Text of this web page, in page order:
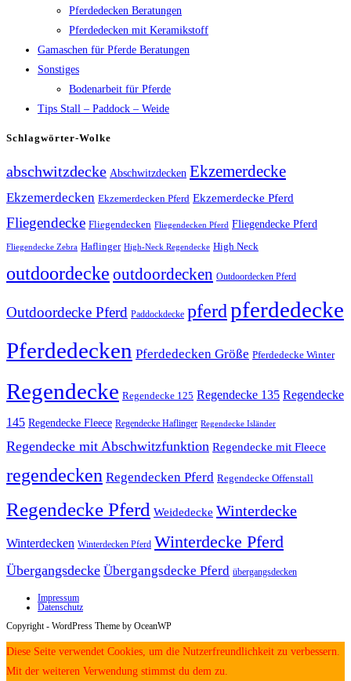
Pferdedecken Beratungen
Pferdedecken mit Keramikstoff
Gamaschen für Pferde Beratungen
Sonstiges
Bodenarbeit für Pferde
Tips Stall – Paddock – Weide
Schlagwörter-Wolke
abschwitzdecke Abschwitzdecken Ekzemerdecke
Ekzemerdecken Ekzemerdecken Pferd Ekzemerdecke Pferd
Fliegendecke Fliegendecken Fliegendecken Pferd Fliegendecke Pferd
Fliegendecke Zebra Haflinger High-Neck Regendecke High Neck
outdoordecke outdoordecken Outdoordecken Pferd
Outdoordecke Pferd Paddockdecke pferdpferdedecke
Pferdedecken Pferdedecken Größe Pferdedecke Winter
Regendecke Regendecke 125 Regendecke 135 Regendecke
145 Regendecke Fleece Regendecke Haflinger Regendecke Isländer
Regendecke mit Abschwitzfunktion Regendecke mit Fleece
regendecken Regendecken Pferd Regendecke Offenstall
Regendecke Pferd Weidedecke Winterdecke
Winterdecken Winterdecken Pferd Winterdecke Pferd
Übergangsdecke Übergangsdecke Pferd übergangsdecken
Impressum
Datenschutz
Copyright - WordPress Theme by OceanWP
Diese Seite verwendet Cookies, um die Nutzerfreundlichkeit zu verbessern.
Mit der weiteren Verwendung stimmst du dem zu.